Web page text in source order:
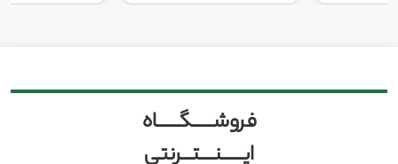
فروشــــــگــــــاه
ایــــــنــــتـــرنتی